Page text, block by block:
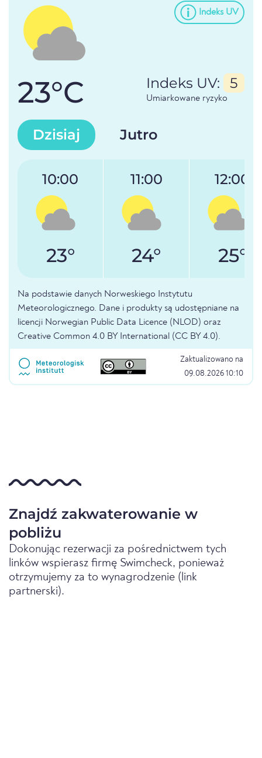
Indeks UV
23°C Indeks UV: 5
Umiarkowane ryzyko
Dzisiaj Jutro
10:00
23°
11:00
24°
12:00
25°
Na podstawie danych Norweskiego Instytutu
Meteorologicznego. Dane i produkty są udostępniane na
licencji Norwegian Public Data Licence (NLOD) oraz
Creative Common 4.0 BY International (CC BY 4.0).
Zaktualizowano na
09.08.2026 10:10
Znajdź zakwaterowanie w
pobliżu
Dokonując rezerwacji za pośrednictwem tych
linków wspierasz firmę Swimcheck, ponieważ
otrzymujemy za to wynagrodzenie (link
partnerski).